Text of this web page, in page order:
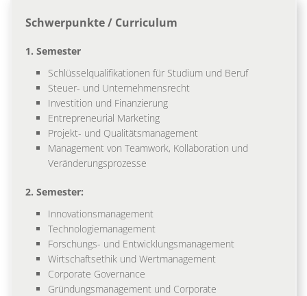
Schwerpunkte / Curriculum
1. Semester
Schlüsselqualifikationen für Studium und Beruf
Steuer- und Unternehmensrecht
Investition und Finanzierung
Entrepreneurial Marketing
Projekt- und Qualitätsmanagement
Management von Teamwork, Kollaboration und
Veränderungsprozesse
2. Semester:
Innovationsmanagement
Technologiemanagement
Forschungs- und Entwicklungsmanagement
Wirtschaftsethik und Wertmanagement
Corporate Governance
Gründungsmanagement und Corporate